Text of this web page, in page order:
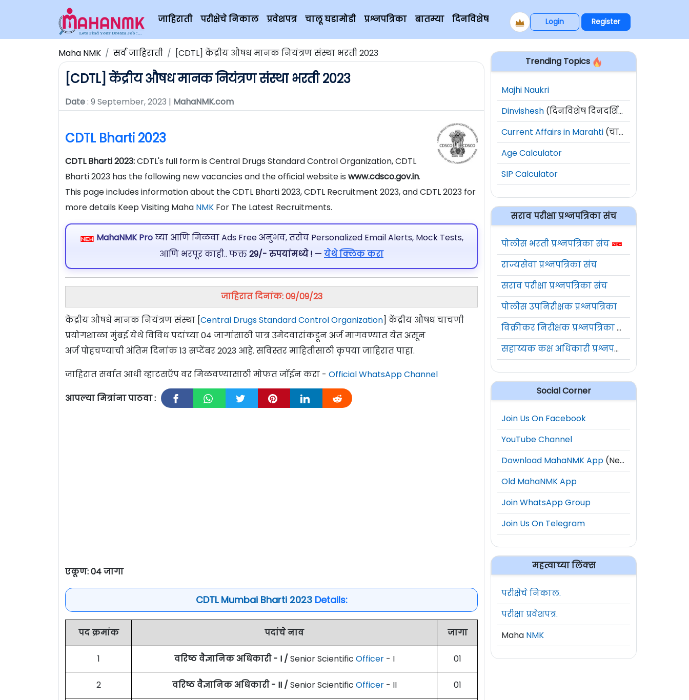
जाहिराती परीक्षेचे निकाल प्रवेशपत्र चालू घडामोडी प्रश्नपत्रिका बातम्या दिनविशेष Login Register
Maha NMK सर्व जाहिराती [CDTL] केंद्रीय औषध मानक नियंत्रण संस्था भरती 2023
[CDTL] केंद्रीय औषध मानक नियंत्रण संस्था भरती 2023
Date: 9 September, 2023 | MahaNMK.com
CDTL Bharti 2023
CDTL Bharti 2023:CDTL's full form is Central Drugs Standard Control Organization, CDTL
Bharti 2023 has the following new vacancies and the official website is www.cdsco.gov.in.
This page includes information about the CDTL Bharti 2023, CDTL Recruitment 2023, and CDTL 2023 for
more details Keep Visiting Maha NMK For The Latest Recruitments.
MahaNMK Proघ्या आणि मिळवा Ads Free अनुभव, तसेच Personalized Email Alerts, Mock Tests,
आणि भरपूर काही.. फक्त29/- रुपयांमध्ये ! — येथे क्लिक करा
जाहिरात दिनांक: 09/09/23
केंद्रीय औषधे मानक नियंत्रण संस्था [Central Drugs Standard Control Organization] केंद्रीय औषध चाचणी
प्रयोगशाळा मुंबई येथे विविध पदांच्या 04 जागांसाठी पात्र उमेदवारांकडून अर्ज मागवण्यात येत असून
अर्ज पोहचण्याची अंतिम दिनांक 13 सप्टेंबर 2023 आहे. सविस्तर माहितीसाठी कृपया जाहिरात पाहा.
जाहिरात सर्वात आधी व्हाटसऍप वर मिळवण्यासाठी मोफत जॉईन करा - Official WhatsApp Channel
आपल्या मित्रांना पाठवा :
एकूण: 04 जागा
CDTL Mumbai Bharti 2023Details:
पद क्रमांक पदांचे नाव जागा
1 वरिष्ठ वैज्ञानिक अधिकारी - I / Senior Scientific Officer- I 01
2 वरिष्ठ वैज्ञानिक अधिकारी - II / Senior Scientific Officer- II 01
Trending Topics
Majhi Naukri
Dinvishesh (दिनविशेष दिनदर्शिका)
Current Affairs in Marahti (चालू घडामोडी)
Age Calculator
SIP Calculator
सराव परीक्षा प्रश्नपत्रिका संच
पोलीस भरती प्रश्नपत्रिका संच
राज्यसेवा प्रश्नपत्रिका संच
सराव परीक्षा प्रश्नपत्रिका संच
पोलीस उपनिरीक्षक प्रश्नपत्रिका
विक्रीकर निरीक्षक प्रश्नपत्रिका संच
सहाय्यक कक्ष अधिकारी प्रश्नपत्रिका संच
Social Corner
Join Us On Facebook
YouTube Channel
Download MahaNMK App (New)
Old MahaNMK App
Join WhatsApp Group
Join Us On Telegram
महत्वाच्या लिंक्स
परीक्षेचे निकाल.
परीक्षा प्रवेशपत्र.
Maha NMK